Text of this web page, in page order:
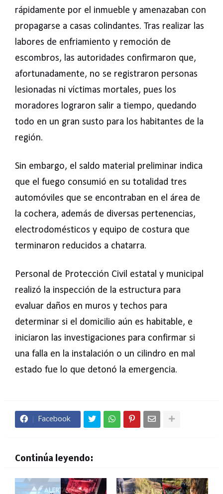
rápidamente por el inmueble y amenazaban con
propagarse a casas colindantes. Tras realizar las
labores de enfriamiento y remoción de
escombros, las autoridades confirmaron que,
afortunadamente, no se registraron personas
lesionadas ni víctimas mortales, pues los
moradores lograron salir a tiempo, quedando
todo en un gran susto para los habitantes de la
región.
Sin embargo, el saldo material preliminar indica
que el fuego consumió en su totalidad tres
automóviles que se encontraban en el área de
la cochera, además de diversas pertenencias,
electrodomésticos y equipo de costura que
terminaron reducidos a chatarra.
Personal de Protección Civil estatal y municipal
realizó la inspección de la estructura para
evaluar daños en muros y techos para
determinar si el domicilio aún es habitable, e
iniciaron las investigaciones para confirmar si
una falla en la instalación o un cilindro en mal
estado fue lo que detonó la emergencia.
Facebook
Continúa leyendo: